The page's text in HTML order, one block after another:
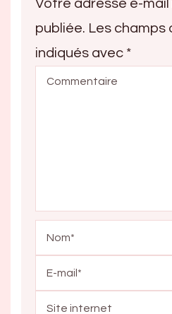
Votre adresse e-
publiée. Les champs
indiqués avec *